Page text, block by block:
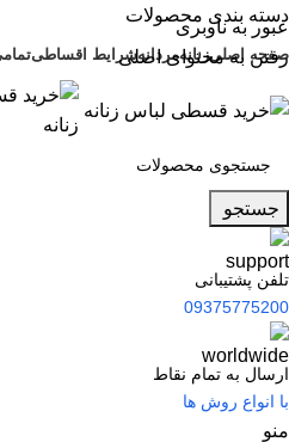
عبور به ناوبری
رفتن به محتوای اصلی
دسته بندی محصولات
صفحه اصلیزنانهمردانهشرایط اقساطی
جستجو
تلفن پشتیبانی
09375775200
ارسال به تمام نقاط
با انواع روش ها
منو